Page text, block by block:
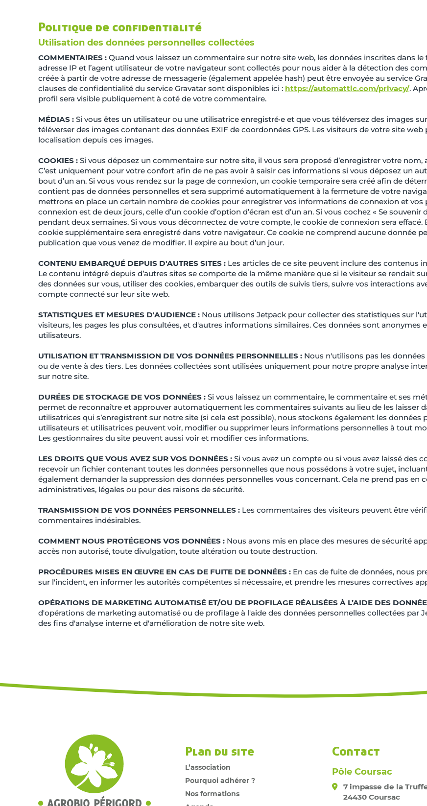
Politique de confidentialité
Utilisation des données personnelles collectées
COMMENTAIRES : Quand vous laissez un commentaire sur notre site web, les données inscrites dans
adresse IP et l’agent utilisateur de votre navigateur sont collectés pour nous aider à la détection des
créée à partir de votre adresse de messagerie (également appelée hash) peut être envoyée au service
clauses de confidentialité du service Gravatar sont disponibles ici : https://automattic.com/privacy/.
profil sera visible publiquement à coté de votre commentaire.
MÉDIAS : Si vous êtes un utilisateur ou une utilisatrice enregistré·e et que vous téléversez des images
téléverser des images contenant des données EXIF de coordonnées GPS. Les visiteurs de votre site
localisation depuis ces images.
COOKIES : Si vous déposez un commentaire sur notre site, il vous sera proposé d’enregistrer votre
C’est uniquement pour votre confort afin de ne pas avoir à saisir ces informations si vous déposez un
bout d’un an. Si vous vous rendez sur la page de connexion, un cookie temporaire sera créé afin de
contient pas de données personnelles et sera supprimé automatiquement à la fermeture de votre
mettrons en place un certain nombre de cookies pour enregistrer vos informations de connexion et vos
connexion est de deux jours, celle d’un cookie d’option d’écran est d’un an. Si vous cochez « Se
pendant deux semaines. Si vous vous déconnectez de votre compte, le cookie de connexion sera
cookie supplémentaire sera enregistré dans votre navigateur. Ce cookie ne comprend aucune donnée
publication que vous venez de modifier. Il expire au bout d’un jour.
CONTENU EMBARQUÉ DEPUIS D'AUTRES SITES : Les articles de ce site peuvent inclure des contenus
Le contenu intégré depuis d’autres sites se comporte de la même manière que si le visiteur se rendait
des données sur vous, utiliser des cookies, embarquer des outils de suivis tiers, suivre vos interactions
compte connecté sur leur site web.
STATISTIQUES ET MESURES D'AUDIENCE : Nous utilisons Jetpack pour collecter des statistiques sur
visiteurs, les pages les plus consultées, et d'autres informations similaires. Ces données sont
utilisateurs.
UTILISATION ET TRANSMISSION DE VOS DONNÉES PERSONNELLES : Nous n'utilisons pas les
ou de vente à des tiers. Les données collectées sont utilisées uniquement pour notre propre analyse
sur notre site.
DURÉES DE STOCKAGE DE VOS DONNÉES : Si vous laissez un commentaire, le commentaire et ses
permet de reconnaître et approuver automatiquement les commentaires suivants au lieu de les laisser
utilisatrices qui s’enregistrent sur notre site (si cela est possible), nous stockons également les données
utilisateurs et utilisatrices peuvent voir, modifier ou supprimer leurs informations personnelles à tout
Les gestionnaires du site peuvent aussi voir et modifier ces informations.
LES DROITS QUE VOUS AVEZ SUR VOS DONNÉES : Si vous avez un compte ou si vous avez laissé des
recevoir un fichier contenant toutes les données personnelles que nous possédons à votre sujet,
également demander la suppression des données personnelles vous concernant. Cela ne prend pas en
administratives, légales ou pour des raisons de sécurité.
TRANSMISSION DE VOS DONNÉES PERSONNELLES : Les commentaires des visiteurs peuvent être
commentaires indésirables.
COMMENT NOUS PROTÉGEONS VOS DONNÉES : Nous avons mis en place des mesures de sécurité
accès non autorisé, toute divulgation, toute altération ou toute destruction.
PROCÉDURES MISES EN ŒUVRE EN CAS DE FUITE DE DONNÉES : En cas de fuite de données, nous
sur l'incident, en informer les autorités compétentes si nécessaire, et prendre les mesures correctives
OPÉRATIONS DE MARKETING AUTOMATISÉ ET/OU DE PROFILAGE RÉALISÉES À L’AIDE DES
d'opérations de marketing automatisé ou de profilage à l'aide des données personnelles collectées par
des fins d'analyse interne et d'amélioration de notre site web.
Plan du site
L’association
Pourquoi adhérer ?
Nos formations
Contact
Pôle Coursac
7 impasse de la
24430 Coursac